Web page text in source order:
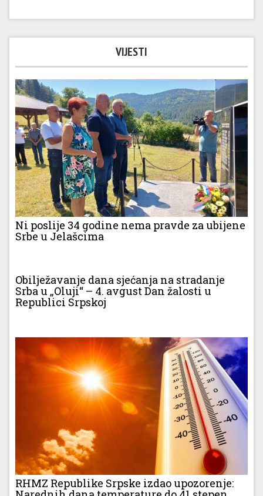
VIJESTI
Ni poslije 34 godine nema pravde za ubijene
Srbe u Jelašcima
Obilježavanje dana sjećanja na stradanje
Srba u „Oluji“ – 4. avgust Dan žalosti u
Republici Srpskoj
RHMZ Republike Srpske izdao upozorenje: